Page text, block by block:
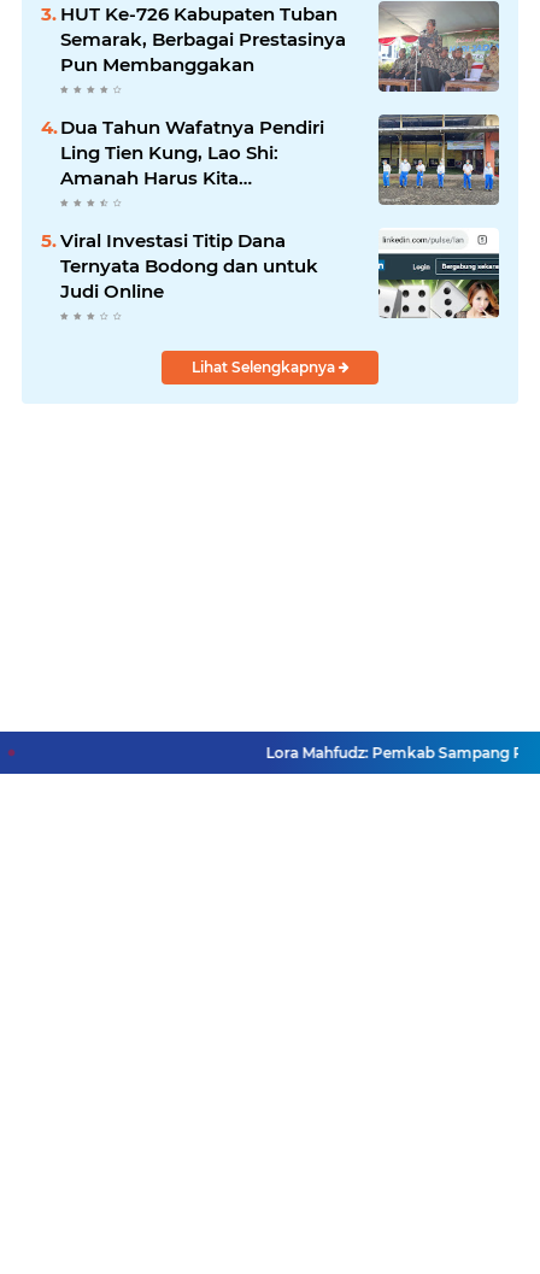
HUT Ke-726 Kabupaten Tuban
Semarak, Berbagai Prestasinya
Pun Membanggakan
Dua Tahun Wafatnya Pendiri
Ling Tien Kung, Lao Shi:
Amanah Harus Kita
Laksanakan!
Viral Investasi Titip Dana
Ternyata Bodong dan untuk
Judi Online
Lihat Selengkapnya
Lora Mahfudz: Pemkab Sampang